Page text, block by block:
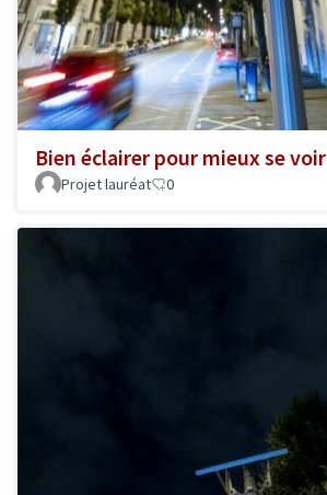
Bien éclairer pour mieux se voir
Projet lauréat 0